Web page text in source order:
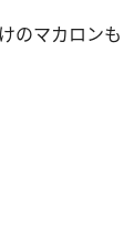
のマカロン